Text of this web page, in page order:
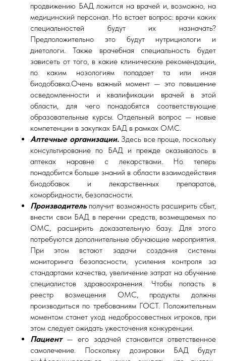
продвижению БАД ложится на врачей и, возможно, на
медицинский персонал. Но встает вопрос: врачи каких
специальностей будут их назначать?
Предположительно это будут нутрициологи и
диетологи. Также врачебная специальность будет
зависеть от того, в какие клинические рекомендации,
по каким нозологиям попадает та или иная
биодобавка.Очень важный момент — это повышение
осведомленности и квалификации врачей в этой
области, для чего понадобятся соответствующие
образовательные курсы. Отдельный вопрос — новые
компетенции в закупках БАД в рамках ОМС.
Аптечные организации.Здесь все проще, поскольку
консультирование по БАД и прежде оказывалось в
аптеках наравне с лекарствами. Но теперь
понадобится больше знаний в области взаимодействия
биодобавок и лекарственных препаратов,
коморбидности, безопасности.
Производительполучит возможность расширить сбыт,
внести свои БАД в перечни средств, возмещаемых по
ОМС, расширить доказательную базу. Для этого
потребуются дополнительные обучающие мероприятия.
При этом встают задачи создания системы
мониторинга безопасности, усиления контроля за
стандартами качества, увеличение затрат на обучение
специалистов здравоохранения. Чтобы попасть в
реестр возмещения ОМС, продукты должны
производиться по требованиям ГОСТ. Положительным
моментом станет уход недобросовестных игроков, при
этом следует ожидать ужесточения конкуренции.
Пациент— его задачей становится ответственное
самолечение. Поскольку дозировки БАД будут